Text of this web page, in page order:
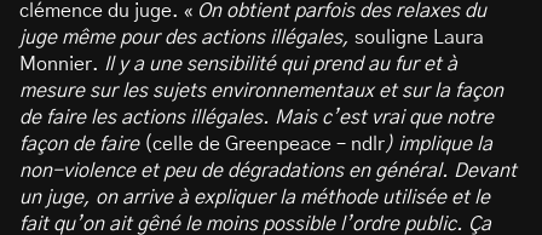
clémence du juge. « On obtient parfois des relaxes du
juge même pour des actions illégales, souligne Laura
Monnier. Il y a une sensibilité qui prend au fur et à
mesure sur les sujets environnementaux et sur la façon
de faire les actions illégales. Mais c’est vrai que notre
façon de faire(celle de Greenpeace – ndlr) implique la
non-violence et peu de dégradations en général. Devant
un juge, on arrive à expliquer la méthode utilisée et le
fait qu’on ait gêné le moins possible l’ordre public. Ça